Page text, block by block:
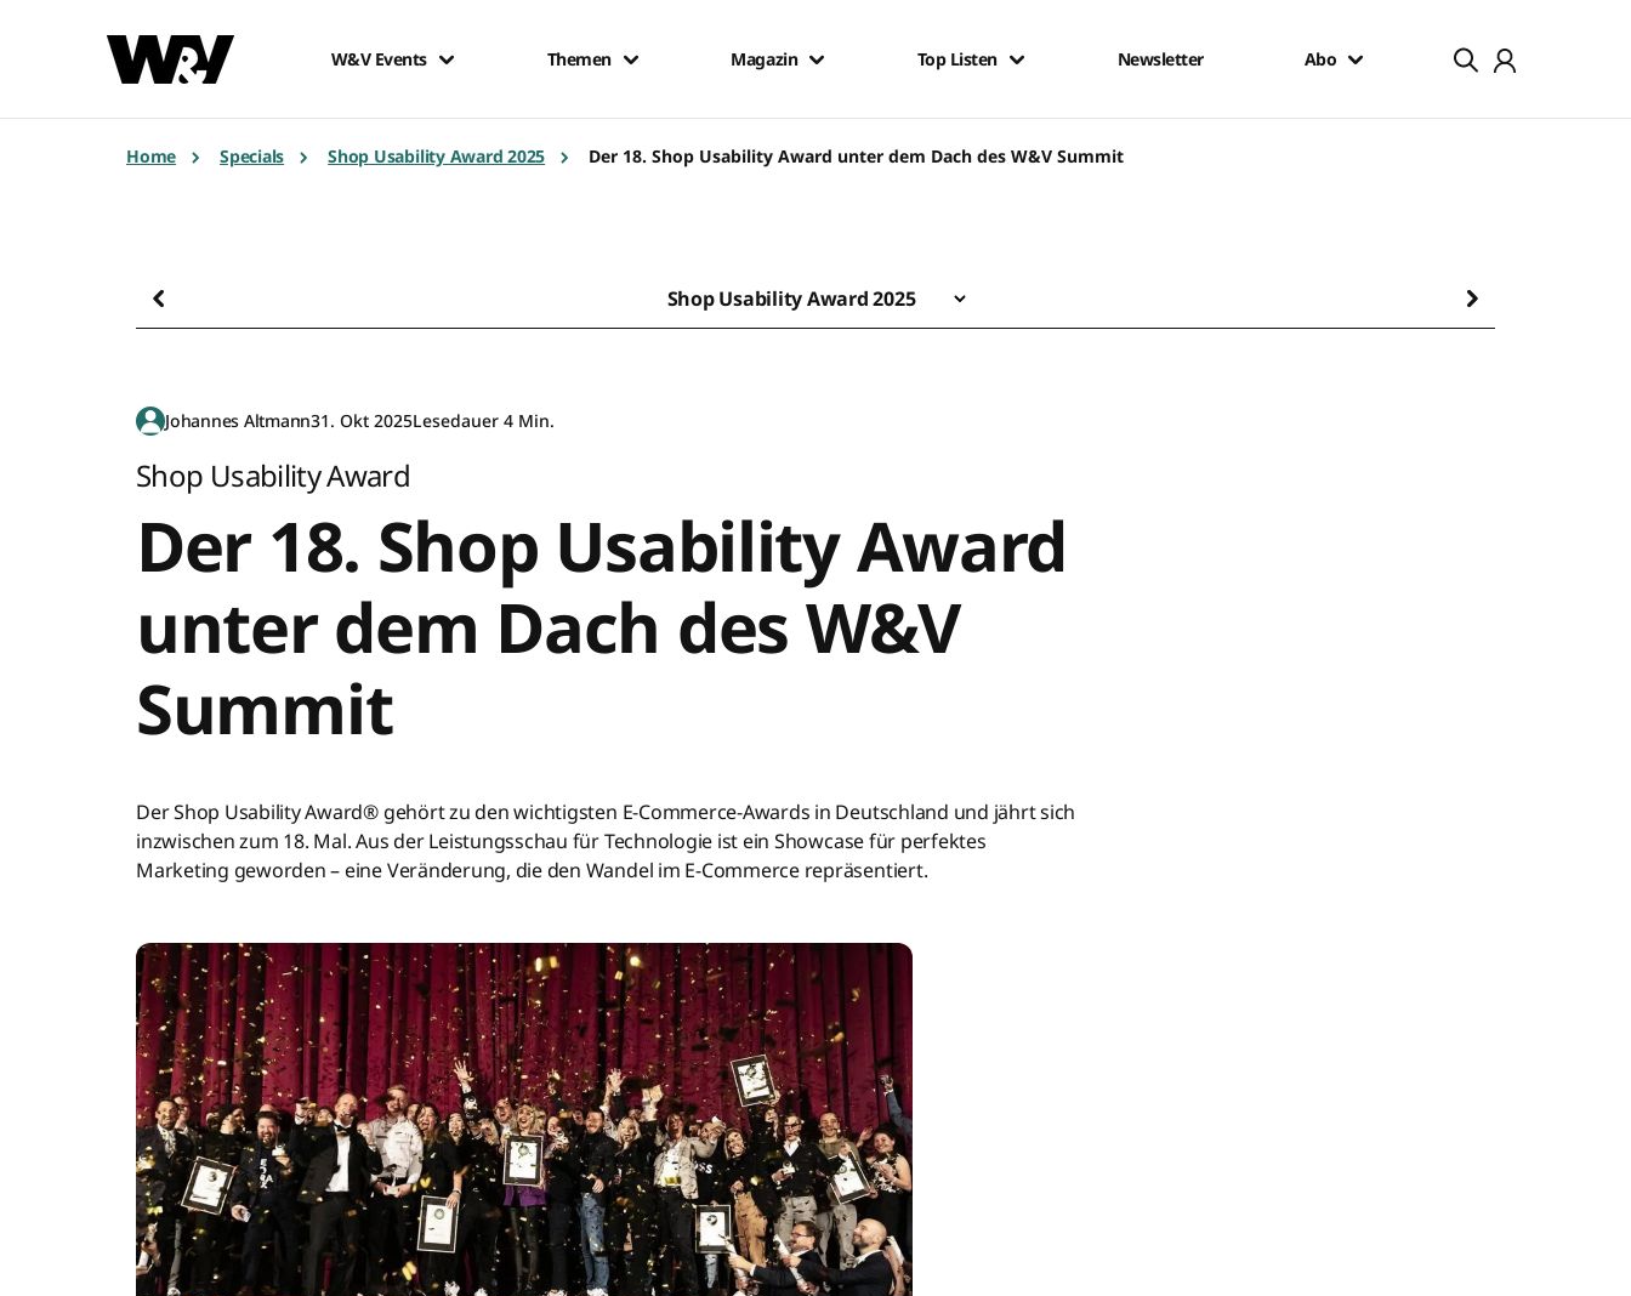
W&V Events Themen Magazin Top Listen Newsletter Abo
Home Specials Shop Usability Award 2025 Der 18. Shop Usability Award unter dem Dach des W&V Summit
Shop Usability Award 2025
Johannes Altmann31. Okt 2025Lesedauer 4 Min.
Shop Usability Award
Der 18. Shop Usability Award
unter dem Dach des W&V
Summit
Der Shop Usability Award® gehört zu den wichtigsten E-Commerce-Awards in Deutschland und jährt sich
inzwischen zum 18. Mal. Aus der Leistungsschau für Technologie ist ein Showcase für perfektes
Marketing geworden – eine Veränderung, die den Wandel im E-Commerce repräsentiert.